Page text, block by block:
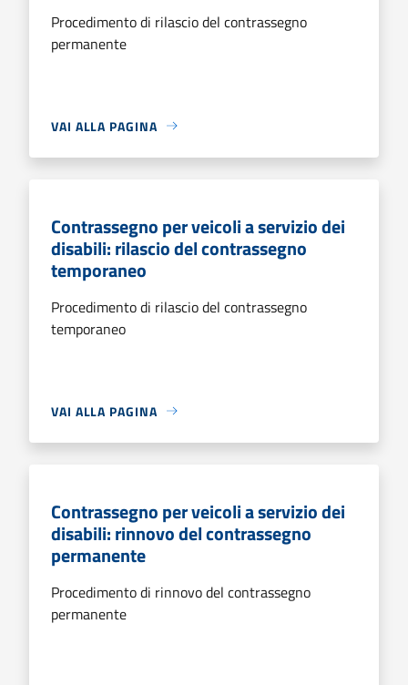
Procedimento di rilascio del contrassegno
permanente
VAI ALLA PAGINA
Contrassegno per veicoli a servizio dei
disabili: rilascio del contrassegno
temporaneo
Procedimento di rilascio del contrassegno
temporaneo
VAI ALLA PAGINA
Contrassegno per veicoli a servizio dei
disabili: rinnovo del contrassegno
permanente
Procedimento di rinnovo del contrassegno
permanente